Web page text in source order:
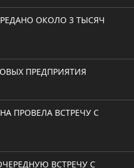
ОКОЛО 3 ТЫСЯЧ
ПРЕДПРИЯТИЯ
ПРОВЕЛА ВСТРЕЧУ С
ВСТРЕЧУ С